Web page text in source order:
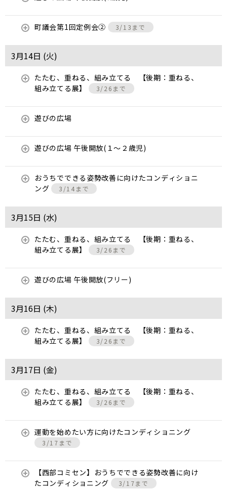
町議会第1回定例会② 3/13まで
3月14日 (火)
たたむ、重ねる、組み立てる 【後期：重ねる、
組み立てる展】
3/26まで
遊びの広場
遊びの広場 午後開放(１～２歳児)
おうちでできる姿勢改善に向けたコンディショニ
ング
3/14まで
3月15日 (水)
たたむ、重ねる、組み立てる 【後期：重ねる、
組み立てる展】
3/26まで
遊びの広場 午後開放(フリー)
3月16日 (木)
たたむ、重ねる、組み立てる 【後期：重ねる、
組み立てる展】
3/26まで
3月17日 (金)
たたむ、重ねる、組み立てる 【後期：重ねる、
組み立てる展】
3/26まで
運動を始めたい方に向けたコンディショニング
3/17まで
【西部コミセン】おうちでできる姿勢改善に向け
たコンディショニング
3/17まで